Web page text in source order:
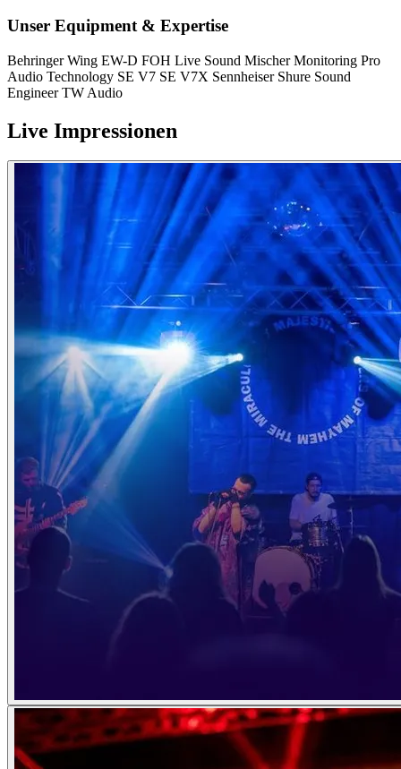
Unser Equipment & Expertise
Behringer Wing EW-D FOH Live Sound MischerMonitoring Pro
Audio Technology SE V7 SE V7X Sennheiser Shure Sound
EngineerTW Audio
Live Impressionen